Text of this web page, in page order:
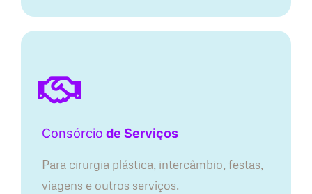
Consórcio de Serviços
Para cirurgia plástica, intercâmbio, festas,
viagens e outros serviços.